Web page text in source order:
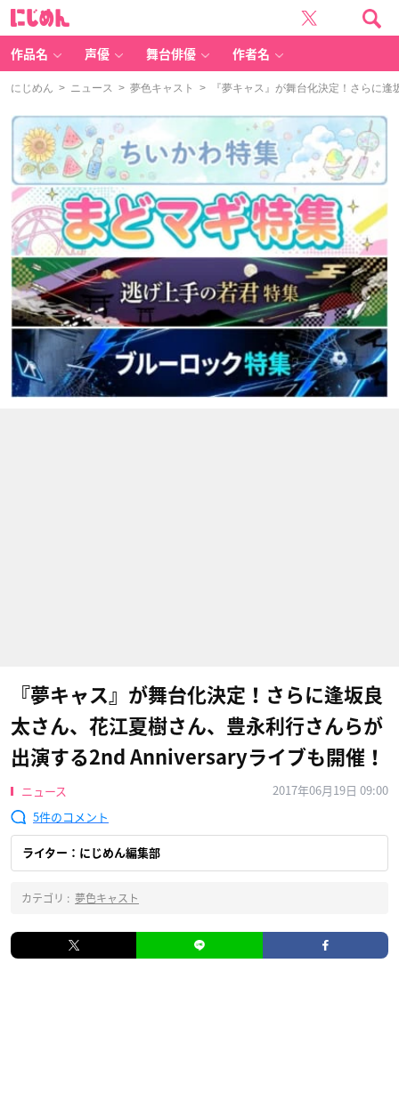
作品名 声優 舞台俳優 作者名
にじめん > ニュース > 夢色キャスト > 『夢キャス』が舞台化決定！さらに逢
『夢キャス』が舞台化決定！さらに逢坂良
太さん、花江夏樹さん、豊永利行さんらが
出演する2nd Anniversaryライブも開催！
ニュース
2017年06月19日 09:00
5
ライター：にじめん編集部
カテゴリ : 夢色キャスト